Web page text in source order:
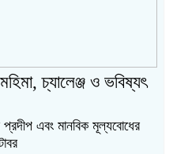
চ্যালেঞ্জ ও ভবিষ্যৎ
এবং মানবিক মূল্যবোধের